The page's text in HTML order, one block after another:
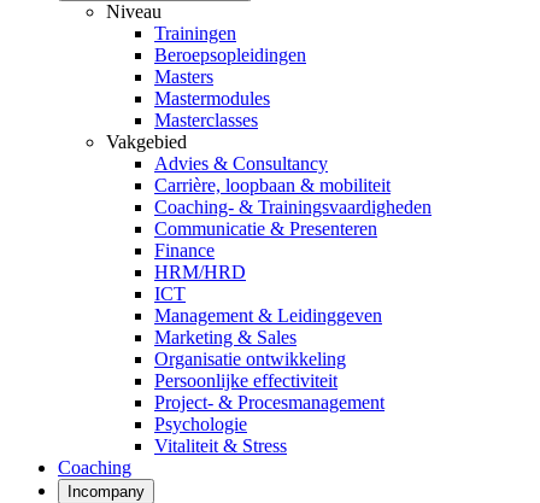
Niveau
Trainingen
Beroepsopleidingen
Masters
Mastermodules
Masterclasses
Vakgebied
Advies & Consultancy
Carrière, loopbaan & mobiliteit
Coaching- & Trainingsvaardigheden
Communicatie & Presenteren
Finance
HRM/HRD
ICT
Management & Leidinggeven
Marketing & Sales
Organisatie ontwikkeling
Persoonlijke effectiviteit
Project- & Procesmanagement
Psychologie
Vitaliteit & Stress
Coaching
Incompany